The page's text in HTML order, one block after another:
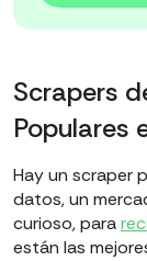
Scrapers
Populares
Hay un scraper
datos, un
curioso, para
están las